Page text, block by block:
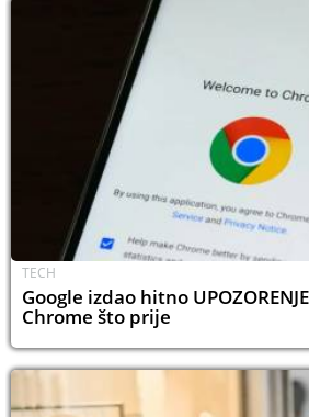
TECH
Google izdao hitno
Chrome što prije